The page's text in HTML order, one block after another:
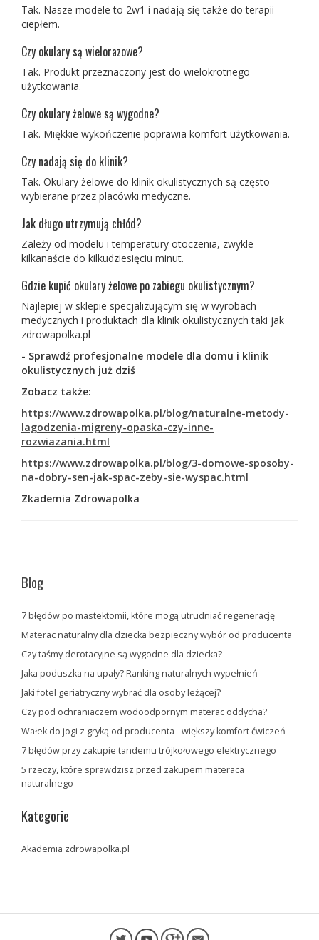
Tak. Nasze modele to 2w1 i nadają się także do terapii
ciepłem.
Czy okulary są wielorazowe?
Tak. Produkt przeznaczony jest do wielokrotnego
użytkowania.
Czy okulary żelowe są wygodne?
Tak. Miękkie wykończenie poprawia komfort użytkowania.
Czy nadają się do klinik?
Tak. Okulary żelowe do klinik okulistycznych są często
wybierane przez placówki medyczne.
Jak długo utrzymują chłód?
Zależy od modelu i temperatury otoczenia, zwykle
kilkanaście do kilkudziesięciu minut.
Gdzie kupić okulary żelowe po zabiegu okulistycznym?
Najlepiej w sklepie specjalizującym się w wyrobach
medycznych i produktach dla klinik okulistycznych taki jak
zdrowapolka.pl
- Sprawdź profesjonalne modele dla domu i klinik
okulistycznych już dziś
Zobacz także:
https://www.zdrowapolka.pl/blog/naturalne-metody-
lagodzenia-migreny-opaska-czy-inne-
rozwiazania.html
https://www.zdrowapolka.pl/blog/3-domowe-sposoby-
na-dobry-sen-jak-spac-zeby-sie-wyspac.html
Zkademia Zdrowapolka
Blog
7 błędów po mastektomii, które mogą utrudniać regenerację
Materac naturalny dla dziecka bezpieczny wybór od producenta
Czy taśmy derotacyjne są wygodne dla dziecka?
Jaka poduszka na upały? Ranking naturalnych wypełnień
Jaki fotel geriatryczny wybrać dla osoby leżącej?
Czy pod ochraniaczem wodoodpornym materac oddycha?
Wałek do jogi z gryką od producenta - większy komfort ćwiczeń
7 błędów przy zakupie tandemu trójkołowego elektrycznego
5 rzeczy, które sprawdzisz przed zakupem materaca
naturalnego
Kategorie
Akademia zdrowapolka.pl